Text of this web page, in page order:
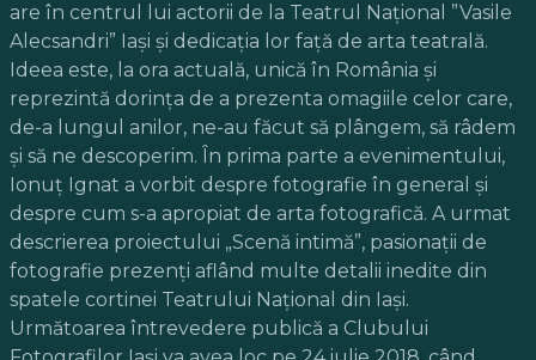
are în centrul lui actorii de la Teatrul Național ”Vasile
Alecsandri” Iași și dedicația lor față de arta teatrală.
Ideea este, la ora actuală, unică în România și
reprezintă dorința de a prezenta omagiile celor care,
de-a lungul anilor, ne-au făcut să plângem, să râdem
și să ne descoperim. În prima parte a evenimentului,
Ionuţ Ignat a vorbit despre fotografie în general şi
despre cum s-a apropiat de arta fotografică. A urmat
descrierea proiectului „Scenă intimă”, pasionaţii de
fotografie prezenţi aflând multe detalii inedite din
spatele cortinei Teatrului Naţional din Iaşi.
Următoarea întrevedere publică a Clubului